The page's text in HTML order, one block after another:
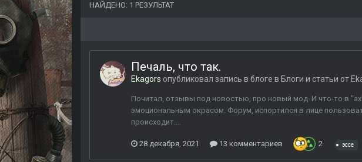
НАЙДЕНО: 1 РЕЗУЛЬТАТ
Печаль, что так.
Ekagors опубликовал запись в блоге в Блоги и статьи от
Почитал, отзывы под новостью, про новый мод. И что-то в
эмоциональным окрасом. Форум, испортился в лице
происходит....
28 декабря, 2021 13 комментариев 2 эссе